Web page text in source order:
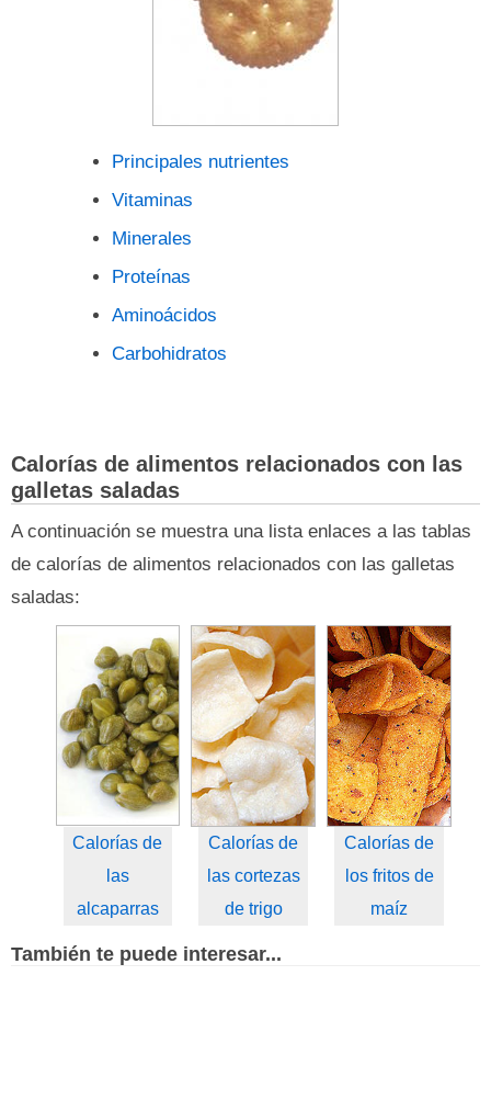
Principales nutrientes
Vitaminas
Minerales
Proteínas
Aminoácidos
Carbohidratos
Calorías de alimentos relacionados con las
galletas saladas
A continuación se muestra una lista enlaces a las tablas
de calorías de alimentos relacionados con las galletas
saladas:
Calorías de
las
alcaparras
Calorías de
las cortezas
de trigo
Calorías de
los fritos de
maíz
También te puede interesar...